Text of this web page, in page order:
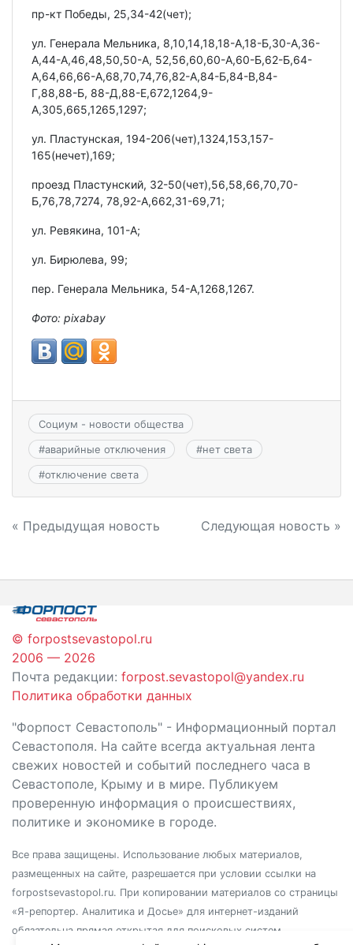
пр-кт Победы, 25,34-42(чет);
ул. Генерала Мельника, 8,10,14,18,18-А,18-Б,30-А,36-
А,44-А,46,48,50,50-А, 52,56,60,60-А,60-Б,62-Б,64-
А,64,66,66-А,68,70,74,76,82-А,84-Б,84-В,84-
Г,88,88-Б, 88-Д,88-Е,672,1264,9-
А,305,665,1265,1297;
ул. Пластунская, 194-206(чет),1324,153,157-
165(нечет),169;
проезд Пластунский, 32-50(чет),56,58,66,70,70-
Б,76,78,7274, 78,92-А,662,31-69,71;
ул. Ревякина, 101-А;
ул. Бирюлева, 99;
пер. Генерала Мельника, 54-А,1268,1267.
Фото: pixabay
Социум - новости общества
#аварийные отключения #нет света
#отключение света
Навигация
записям
« Предыдущая новость Следующая новость »
© forpostsevastopol.ru
2006 — 2026
Почта редакции: forpost.sevastopol@yandex.ru
Политика обработки данных
"Форпост Севастополь" - Информационный портал
Севастополя. На сайте всегда актуальная лента
свежих новостей и событий последнего часа в
Севастополе, Крыму и в мире. Публикуем
проверенную информация о происшествиях,
политике и экономике в городе.
Все права защищены. Использование любых материалов,
размещенных на сайте, разрешается при условии ссылки на
forpostsevastopol.ru. При копировании материалов со страницы
«Я-репортер. Аналитика и Досье» для интернет-изданий
обязательна прямая открытая для поисковых систем